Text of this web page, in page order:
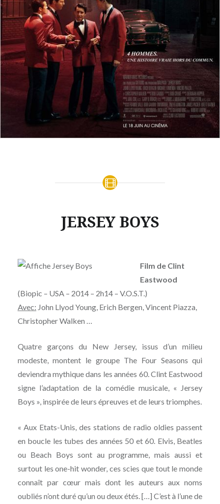
JERSEY BOYS
Film de Clint
Eastwood
(Biopic – USA – 2014 – 2h14 – V.O.S.T.)
Avec: John Llyod Young, Erich Bergen, Vincent Piazza,
Christopher Walken …
Quatre garçons du New Jersey, issus d’un milieu
modeste, montent le groupe The Four Seasons qui
deviendra mythique dans les années 60. Clint Eastwood
signe l’adaptation de la comédie musicale, « Jersey
Boys », inspirée de leurs épreuves et de leurs triomphes.
« Aux Etats-Unis, des stations de radio oldies passent
en boucle les tubes des années 50 et 60. Elvis, Beatles
ou Beach Boys sont au programme, mais aussi et
surtout les one-hit wonder, ces scies que tout le monde
connaît par cœur mais dont les auteurs aux noms
oubliés n’ont duré qu’un ou deux étés. […] C’est à l’une de